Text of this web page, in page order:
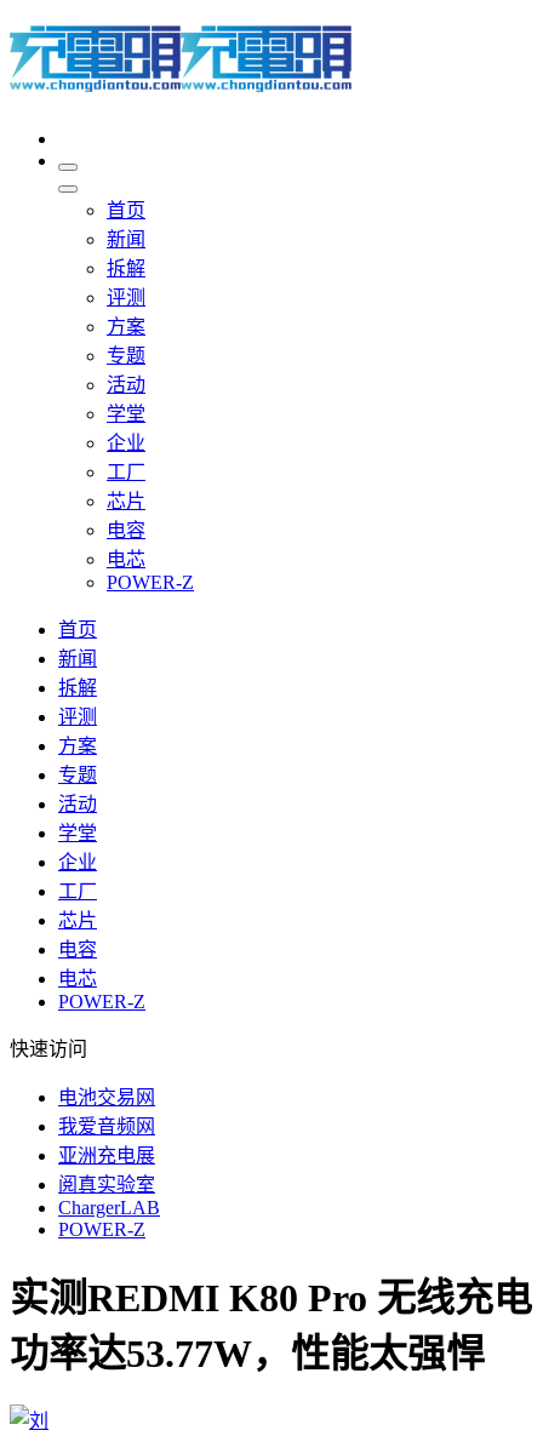
首页
新闻
拆解
评测
方案
专题
活动
学堂
企业
工厂
芯片
电容
电芯
POWER-Z
首页
新闻
拆解
评测
方案
专题
活动
学堂
企业
工厂
芯片
电容
电芯
POWER-Z
快速访问
电池交易网
我爱音频网
亚洲充电展
阅真实验室
ChargerLAB
POWER-Z
实测REDMI K80 Pro 无线充电
功率达53.77W，性能太强悍